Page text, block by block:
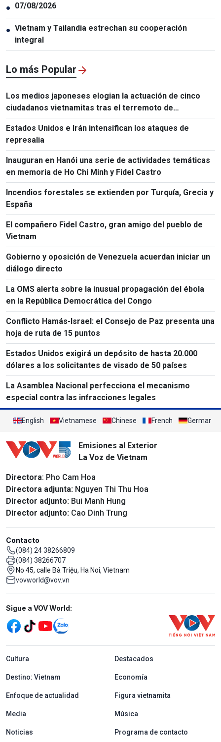
● 07/08/2026
● Vietnam y Tailandia estrechan su cooperación
integral
Lo más Popular
Los medios japoneses elogian la actuación de cinco
ciudadanos vietnamitas tras el terremoto de
Kumamoto
Estados Unidos e Irán intensifican los ataques de
represalia
Inauguran en Hanói una serie de actividades temáticas
en memoria de Ho Chi Minh y Fidel Castro
Incendios forestales se extienden por Turquía, Grecia y
España
El compañero Fidel Castro, gran amigo del pueblo de
Vietnam
Gobierno y oposición de Venezuela acuerdan iniciar un
diálogo directo
La OMS alerta sobre la inusual propagación del ébola
en la República Democrática del Congo
Conflicto Hamás-Israel: el Consejo de Paz presenta una
hoja de ruta de 15 puntos
Estados Unidos exigirá un depósito de hasta 20.000
dólares a los solicitantes de visado de 50 países
La Asamblea Nacional perfecciona el mecanismo
especial contra las infracciones legales
English Vietnamese Chinese French German
Emisiones al Exterior
La Voz de Vietnam
Directora: Pho Cam Hoa
Directora adjunta: Nguyen Thi Thu Hoa
Director adjunto: Bui Manh Hung
Director adjunto: Cao Dinh Trung
Contacto
(084) 24 38266809
(084) 38266707
No 45, calle Bà Triệu, Ha Noi, Vietnam
vovworld@vov.vn
Mạng xã hội
Sigue a VOV World:
menu footer tiếng Tây ban nha
Cultura Destacados
Destino: Vietnam Economía
Enfoque de actualidad Figura vietnamita
Media Música
Noticias Programa de contacto